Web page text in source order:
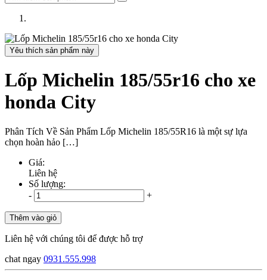
Yêu thích sản phẩm này
Lốp Michelin 185/55r16 cho xe
honda City
Phân Tích Về Sản Phẩm Lốp Michelin 185/55R16 là một sự lựa
chọn hoàn hảo […]
Giá:
Liên hệ
Số lượng:
-
+
Thêm vào giỏ
Liên hệ với chúng tôi để được hỗ trợ
chat ngay 0931.555.998